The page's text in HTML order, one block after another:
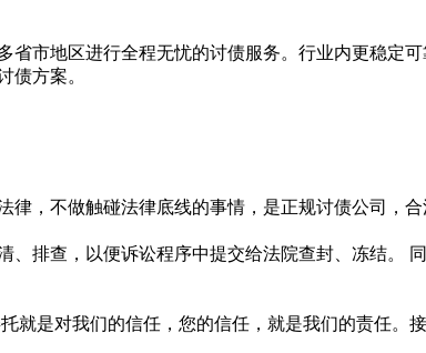
市地区进行全程无忧的讨债服务。行业内更稳定
债方案。
，不做触碰法律底线的事情，是正规讨债公司，
排查，以便诉讼程序中提交给法院查封、冻结。
是对我们的信任，您的信任，就是我们的责任。